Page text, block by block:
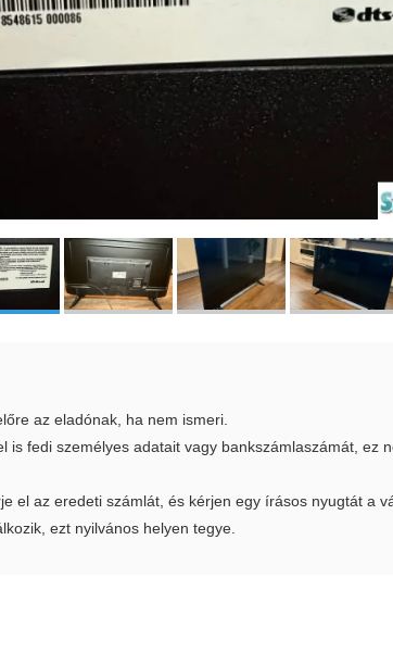
az eladónak, ha nem ismeri.
is fedi személyes adatait vagy bankszámlaszámát, ez
el az eredeti számlát, és kérjen egy írásos nyugtát a
ezt nyilvános helyen tegye.